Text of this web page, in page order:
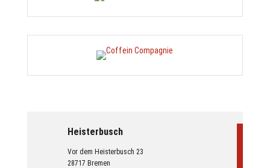
Heisterbusch
Vor dem Heisterbusch 23
28717 Bremen